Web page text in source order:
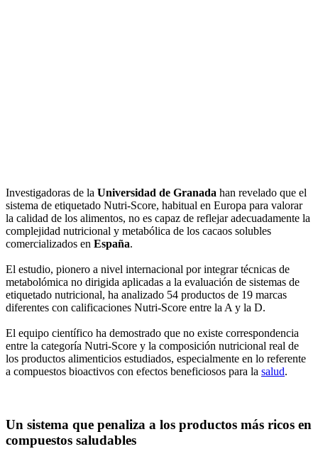
Investigadoras de la Universidad de Granada han revelado que el
sistema de etiquetado Nutri-Score, habitual en Europa para valorar
la calidad de los alimentos, no es capaz de reflejar adecuadamente la
complejidad nutricional y metabólica de los cacaos solubles
comercializados en España.
El estudio, pionero a nivel internacional por integrar técnicas de
metabolómica no dirigida aplicadas a la evaluación de sistemas de
etiquetado nutricional, ha analizado 54 productos de 19 marcas
diferentes con calificaciones Nutri-Score entre la A y la D.
El equipo científico ha demostrado que no existe correspondencia
entre la categoría Nutri-Score y la composición nutricional real de
los productos alimenticios estudiados, especialmente en lo referente
a compuestos bioactivos con efectos beneficiosos para la salud.
Un sistema que penaliza a los productos más ricos en
compuestos saludables